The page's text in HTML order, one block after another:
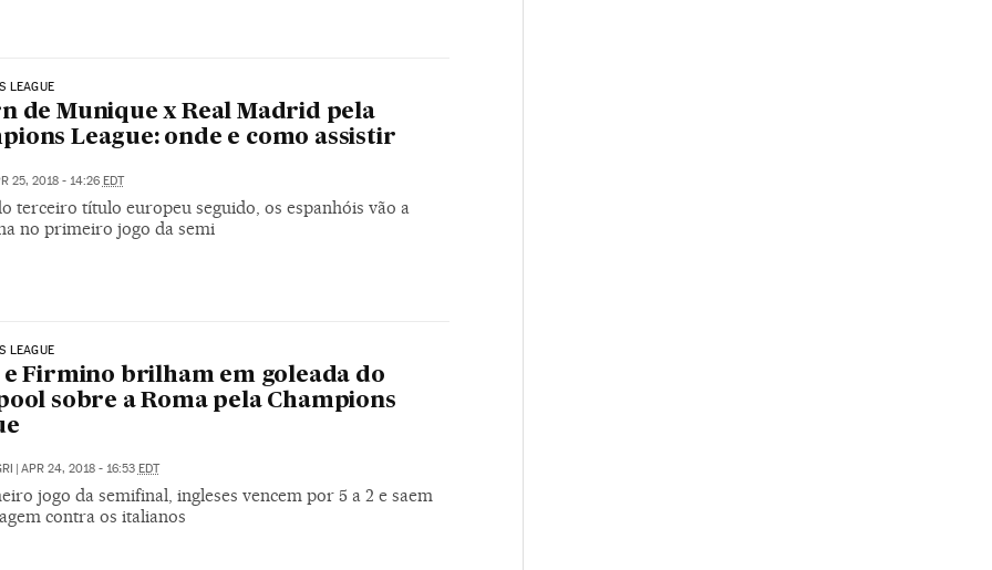
LEAGUE
de Munique x Real Madrid pela
League: onde e como assistir
25, 2018 - 14:26 EDT
terceiro título europeu seguido, os espanhóis vão a
no primeiro jogo da semi
LEAGUE
e Firmino brilham em goleada do
sobre a Roma pela Champions
| APR 24, 2018 - 16:53 EDT
jogo da semifinal, ingleses vencem por 5 a 2 e saem
contra os italianos